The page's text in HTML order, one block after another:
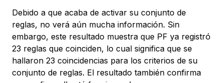
Debido a que acaba de activar su conjunto de
reglas, no verá aún mucha información. Sin
embargo, este resultado muestra que PF ya registró
23 reglas que coinciden, lo cual significa que se
hallaron 23 coincidencias para los criterios de su
conjunto de reglas. El resultado también confirma